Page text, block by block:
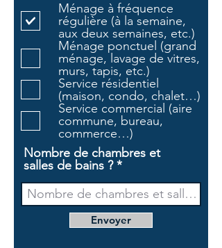
g
a
t
o
i
r
e
Ménage à fréquence
régulière (à la semaine,
aux deux semaines, etc.)
Ménage ponctuel (grand
ménage, lavage de vitres,
murs, tapis, etc.)
Service résidentiel
(maison, condo, chalet…)
Service commercial (aire
commune, bureau,
commerce…)
Nombre de chambres et
salles de bains ?
Envoyer